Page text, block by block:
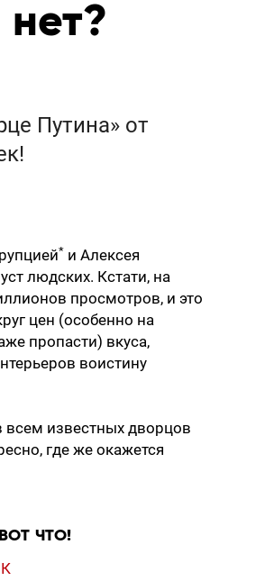
Путина» от
* и Алексея
людских. Кстати, на
просмотров, и это
цен (особенно на
пропасти) вкуса,
воистину
всем известных дворцов
где же окажется
ЧТО!